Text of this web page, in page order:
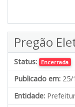
Pregão
Status: Encerrada
Publicado em: 25/
Entidade: